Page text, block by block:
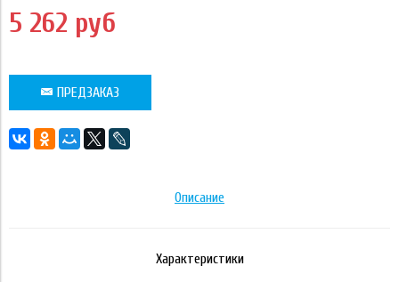
5 262 руб
ПРЕДЗАКАЗ
Описание
Характеристики